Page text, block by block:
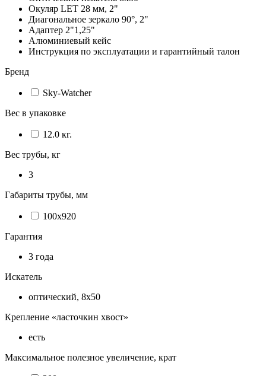
Окуляр LET 28 мм, 2"
Диагональное зеркало 90°, 2"
Адаптер 2"1,25"
Алюминиевый кейс
Инструкция по эксплуатации и гарантийный талон
Бренд
Sky-Watcher
Вес в упаковке
12.0 кг.
Вес трубы, кг
3
Габариты трубы, мм
100х920
Гарантия
3 года
Искатель
оптический, 8х50
Крепление «ласточкин хвост»
есть
Максимальное полезное увеличение, крат